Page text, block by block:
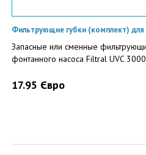
Фильтрующие губки (комплект)
Запасные или сменные
фонтанного насоса Filtral UVC 3000
17.95 Євро